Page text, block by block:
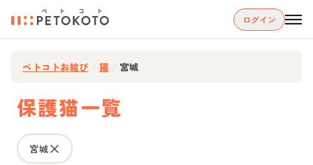
ログイン
ペトコトお結び 猫 宮城
保護猫一覧
宮城